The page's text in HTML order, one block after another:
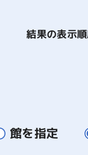
結果の表示
館を指定